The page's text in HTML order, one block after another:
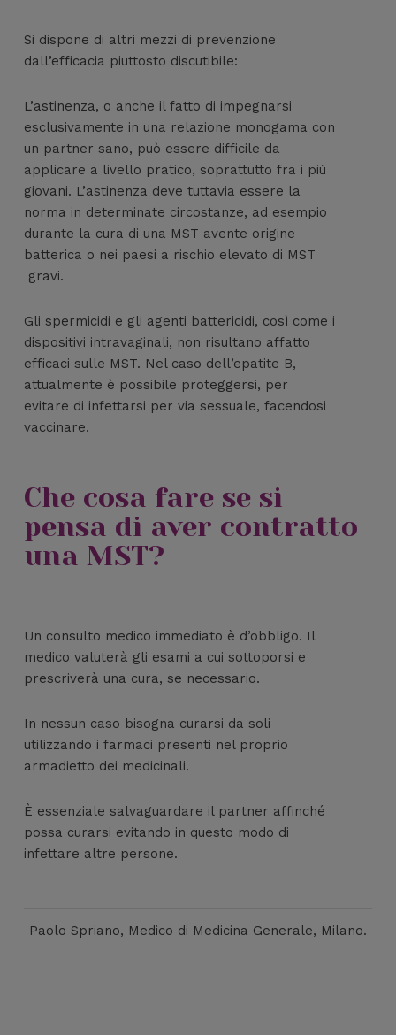
Si dispone di altri mezzi di prevenzione
dall’efficacia piuttosto discutibile:
L’astinenza, o anche il fatto di impegnarsi
esclusivamente in una relazione monogama con
un partner sano, può essere difficile da
applicare a livello pratico, soprattutto fra i più
giovani. L’astinenza deve tuttavia essere la
norma in determinate circostanze, ad esempio
durante la cura di una MST avente origine
batterica o nei paesi a rischio elevato di MST
gravi.
Gli spermicidi e gli agenti battericidi, così come i
dispositivi intravaginali, non risultano affatto
efficaci sulle MST. Nel caso dell’epatite B,
attualmente è possibile proteggersi, per
evitare di infettarsi per via sessuale, facendosi
vaccinare.
Che cosa fare se si
pensa di aver contratto
una MST?
Un consulto medico immediato è d’obbligo. Il
medico valuterà gli esami a cui sottoporsi e
prescriverà una cura, se necessario.
In nessun caso bisogna curarsi da soli
utilizzando i farmaci presenti nel proprio
armadietto dei medicinali.
È essenziale salvaguardare il partner affinché
possa curarsi evitando in questo modo di
infettare altre persone.
Paolo Spriano, Medico di Medicina Generale, Milano.